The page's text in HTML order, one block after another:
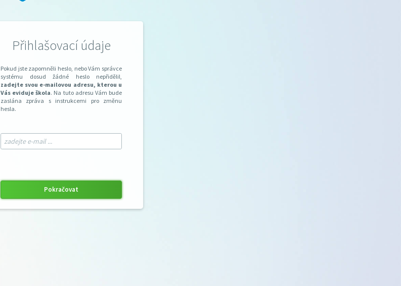
Přihlašovací údaje
Pokud jste zapomněli heslo, nebo Vám správce
systému dosud žádné heslo nepřidělil,
zadejte svou e-mailovou adresu, kterou u
Vás eviduje škola. Na tuto adresu Vám bude
zaslána zpráva s instrukcemi pro změnu
hesla.
Pokračovat